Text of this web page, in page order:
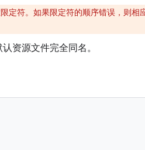
定符。如果限定符的顺序错误，则相
资源文件完全同名。